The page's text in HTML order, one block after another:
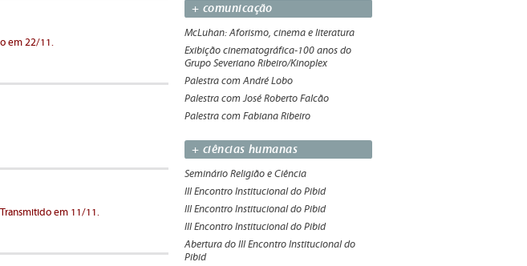
em 22/11.
Transmitido em 11/11.
+ comunicação
McLuhan: Aforismo, cinema e literatura
Exibição cinematográfica-100 anos do
Grupo Severiano Ribeiro/Kinoplex
Palestra com André Lobo
Palestra com José Roberto Falcão
Palestra com Fabiana Ribeiro
+ ciências humanas
Seminário Religião e Ciência
III Encontro Institucional do Pibid
III Encontro Institucional do Pibid
III Encontro Institucional do Pibid
Abertura do III Encontro Institucional do
Pibid